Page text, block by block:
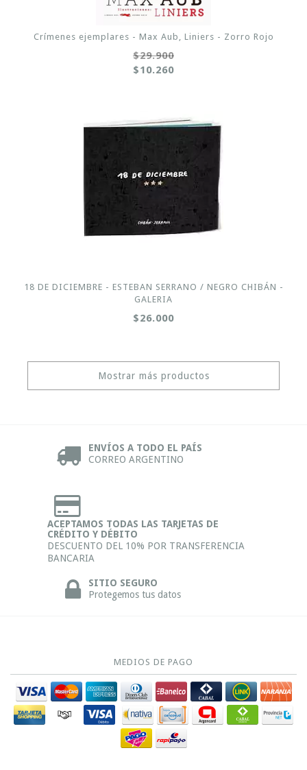
Crímenes ejemplares - Max Aub, Liniers - Zorro Rojo
$29.900
$10.260
18 DE DICIEMBRE - ESTEBAN SERRANO / NEGRO CHIBÁN -
GALERIA
$26.000
Mostrar más productos
ENVÍOS A TODO EL PAÍS
CORREO ARGENTINO
ACEPTAMOS TODAS LAS TARJETAS DE
CRÉDITO Y DÉBITO
DESCUENTO DEL 10% POR TRANSFERENCIA
BANCARIA
SITIO SEGURO
Protegemos tus datos
MEDIOS DE PAGO